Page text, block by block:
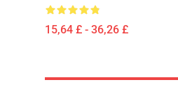
15,64 £ - 36,26 £